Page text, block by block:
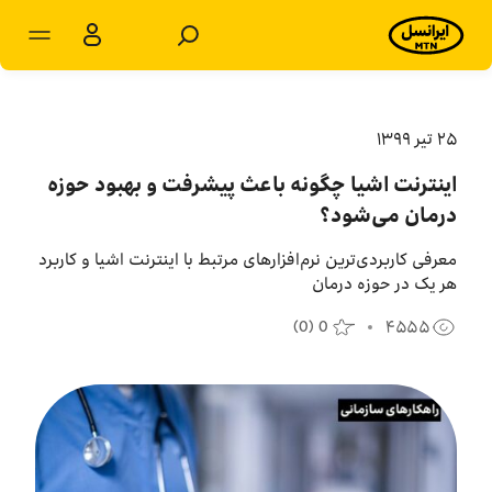
محصولات و راهکارها
فروشگاه
سامانه‌ها
پشتیبانی
پایگاه دانش
۲۵ تير ۱۳۹۹
اینترنت اشیا چگونه باعث پیشرفت و بهبود حوزه
درمان می‌شود؟
معرفی‌ کاربردی‌ترین نرم‌افزارهای مرتبط با اینترنت اشیا و کاربرد
هر یک در حوزه درمان
۴۵۵۵ (0) 0